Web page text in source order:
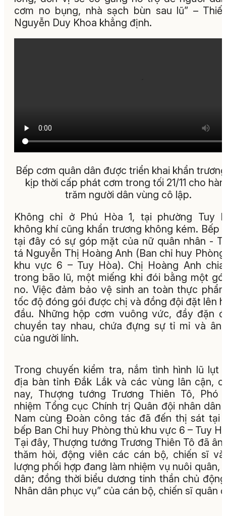
cơm no bụng, nhà sạch bùn sau lũ” –
Nguyễn Duy Khoa khẳng định.
Bếp cơm quân dân được triển khai khẩn
kịp thời cấp phát cơm trong tối 21/11 cho
trăm người dân vùng cô lập.
Không chỉ ở Phú Hòa 1, tại phường Tuy
không khí cũng khẩn trương không kém. Bếp
tại đây có sự góp mặt của nữ quân nhân -
tá Nguyễn Thị Hoàng Anh (Ban chỉ huy
khu vực 6 – Tuy Hòa). Chị Hoàng Anh
trong bão lũ, một miếng khi đói bằng một
no. Việc đảm bảo vệ sinh an toàn thực
tốc độ đóng gói được chị và đồng đội đặt lên
đầu. Những hộp cơm vuông vức, đầy đặn
chuyền tay nhau, chứa đựng sự tỉ mỉ và ân
của người lính.
Trong chuyến kiểm tra, nắm tình hình lũ lụt
địa bàn tỉnh Đắk Lắk và các vùng lân cận,
nay, Thượng tướng Trương Thiên Tô, Phó
nhiệm Tổng cục Chính trị Quân đội nhân dân
Nam cùng Đoàn công tác đã đến thị sát tại
bếp Ban Chỉ huy Phòng thủ khu vực 6 – Tuy
Tại đây, Thượng tướng Trương Thiên Tô đã ân
thăm hỏi, động viên các cán bộ, chiến sĩ
lượng phối hợp đang làm nhiệm vụ nuôi quân,
dân; đồng thời biểu dương tinh thần chủ
Nhân dân phục vụ” của cán bộ, chiến sĩ quân